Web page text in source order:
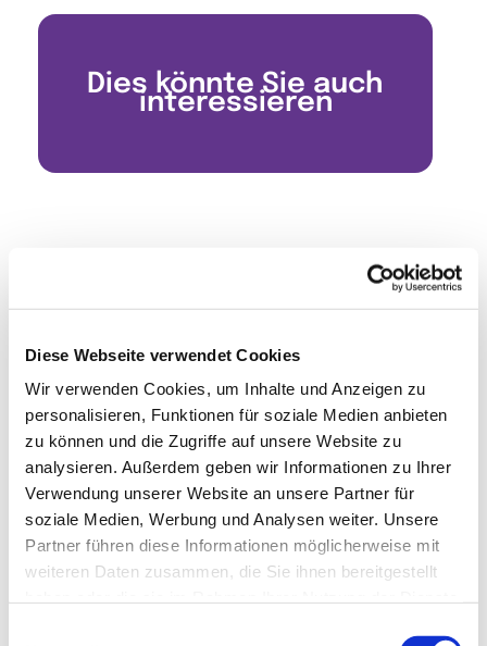
Diese Webseite verwendet Cookies
Wir verwenden Cookies, um Inhalte und Anzeigen zu
personalisieren, Funktionen für soziale Medien anbieten
zu können und die Zugriffe auf unsere Website zu
analysieren. Außerdem geben wir Informationen zu Ihrer
Verwendung unserer Website an unsere Partner für
soziale Medien, Werbung und Analysen weiter. Unsere
Partner führen diese Informationen möglicherweise mit
weiteren Daten zusammen, die Sie ihnen bereitgestellt
Dies könnte Sie auch
interessieren